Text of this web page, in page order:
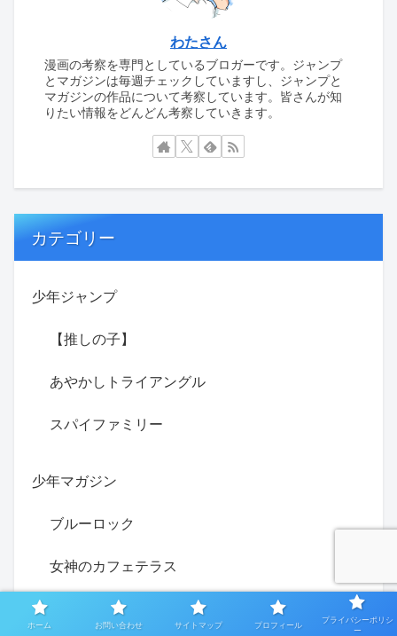
わたさん
漫画の考察を専門としているブロガーです。ジャンプ
とマガジンは毎週チェックしていますし、ジャンプと
マガジンの作品について考察しています。皆さんが知
りたい情報をどんどん考察していきます。
カテゴリー
少年ジャンプ
【推しの子】
あやかしトライアングル
スパイファミリー
少年マガジン
ブルーロック
女神のカフェテラス
彼女、お借りします
ホーム お問い合わせ サイトマップ プロフィール
プライバシーポリシ
ー